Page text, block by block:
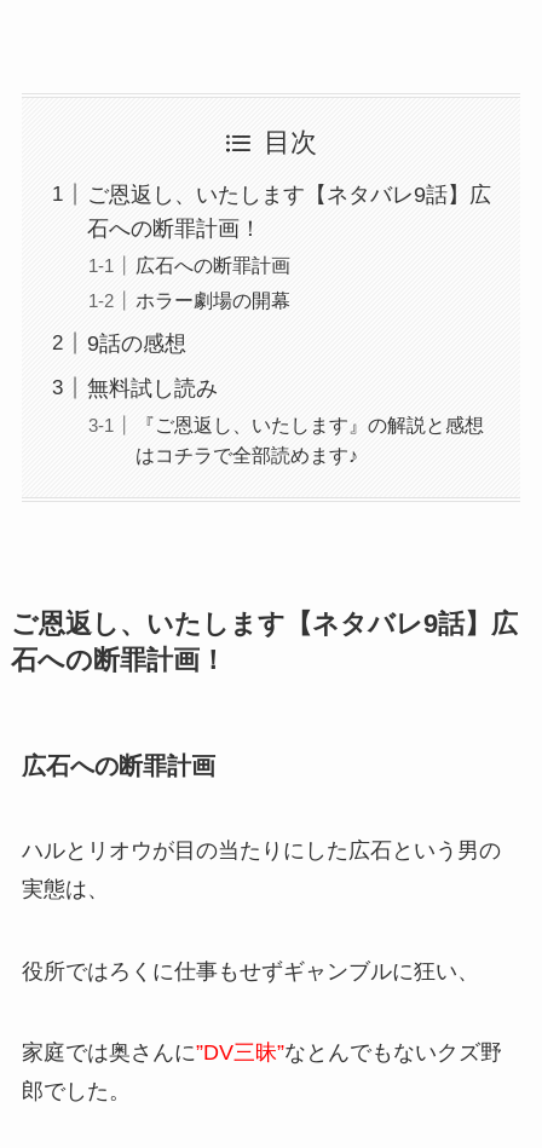
目次
ご恩返し、いたします【ネタバレ9話】広
石への断罪計画！
広石への断罪計画
ホラー劇場の開幕
9話の感想
無料試し読み
『ご恩返し、いたします』の解説と感想
はコチラで全部読めます♪
ご恩返し、いたします【ネタバレ9話】広
石への断罪計画！
広石への断罪計画
ハルとリオウが目の当たりにした広石という男の
実態は、
役所ではろくに仕事もせずギャンブルに狂い、
家庭では奥さんに”DV三昧”なとんでもないクズ野
郎でした。